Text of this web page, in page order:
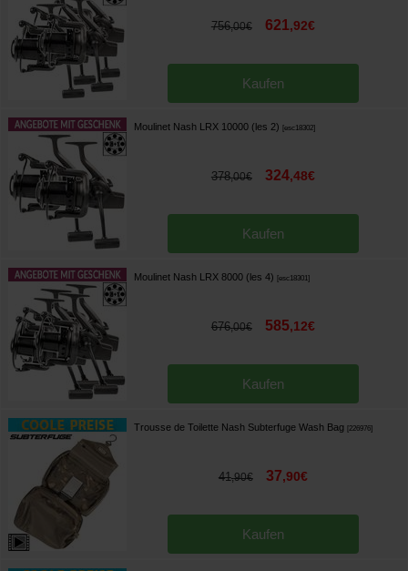
756,00€ 621,92€
Kaufen
Moulinet Nash LRX 10000 (les 2) [esc18302]
378,00€ 324,48€
Kaufen
Moulinet Nash LRX 8000 (les 4) [esc18301]
676,00€ 585,12€
Kaufen
Trousse de Toilette Nash Subterfuge Wash Bag 226976]
41,90€ 37,90€
Kaufen